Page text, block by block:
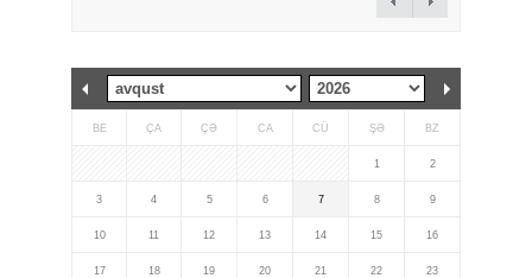
BE ÇA ÇƏ CA CÜ ŞƏ BZ
1 2
3 4 5 6 7 8 9
10 11 12 13 14 15 16
17 18 19 20 21 22 23